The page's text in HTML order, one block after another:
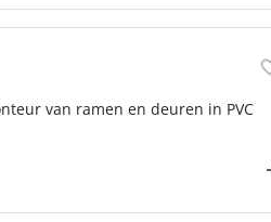
van ramen en deuren in PVC